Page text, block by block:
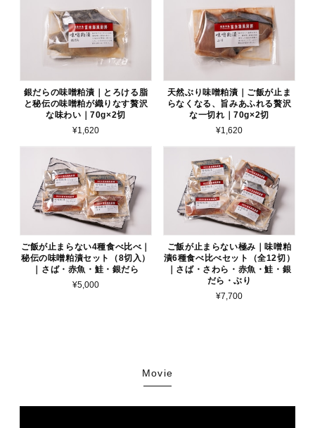
銀だらの味噌粕漬｜とろける脂
と秘伝の味噌粕が織りなす贅沢
な味わい｜70g×2切
¥1,620
天然ぶり味噌粕漬｜ご飯が止ま
らなくなる、旨みあふれる贅沢
な一切れ｜70g×2切
¥1,620
ご飯が止まらない4種食べ比べ｜
秘伝の味噌粕漬セット（8切入）
｜さば・赤魚・鮭・銀だら
¥5,000
ご飯が止まらない極み｜味噌粕
漬6種食べ比べセット（全12切）
｜さば・さわら・赤魚・鮭・銀
だら・ぶり
¥7,700
Movie